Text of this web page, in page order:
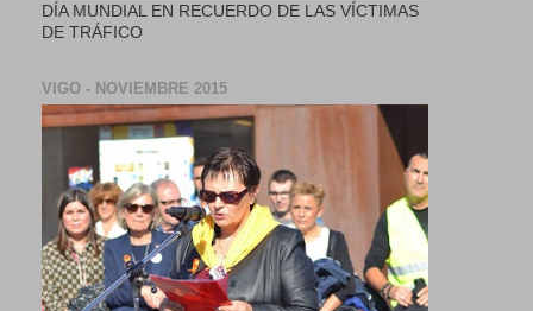
DÍA MUNDIAL EN RECUERDO DE LAS VÍCTIMAS
DE TRÁFICO
VIGO - NOVIEMBRE 2015